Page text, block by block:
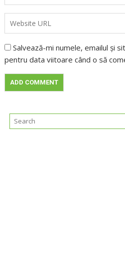
Salvează-mi numele, emailul și
pentru data viitoare când o să